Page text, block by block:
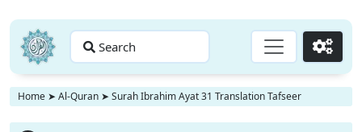
Search Go
Home ➤ Al-Quran ➤ Surah Ibrahim Ayat 31 Translation Tafseer